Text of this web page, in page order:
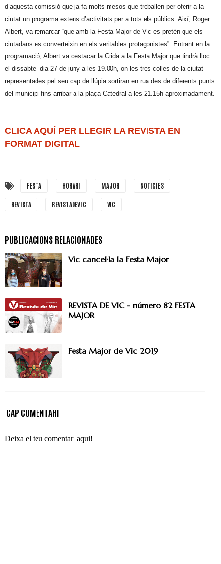
d’aquesta comissió que ja fa molts mesos que treballen per oferir a la
ciutat un programa extens d’activitats per a tots els públics. Així, Roger
Albert, va remarcar “que amb la Festa Major de Vic es pretén que els
ciutadans es converteixin en els veritables protagonistes”. Entrant en la
programació, Albert va destacar la Crida a la Festa Major que tindrà lloc
el dissabte, dia 27 de juny a les 19.00h, on les tres colles de la ciutat
representades pel seu cap de llúpia sortiran en rua des de diferents punts
del municipi fins arribar a la plaça Catedral a les 21.15h aproximadament.
CLICA AQUÍ PER LLEGIR LA REVISTA EN
FORMAT DIGITAL
FESTA HORARI MAJOR NOTICIES
REVISTA REVISTADEVIC VIC
Vic cancel·la la Festa Major
REVISTA DE VIC - número 82 FESTA
MAJOR
Festa Major de Vic 2019
CAP COMENTARI
Deixa el teu comentari aqui!